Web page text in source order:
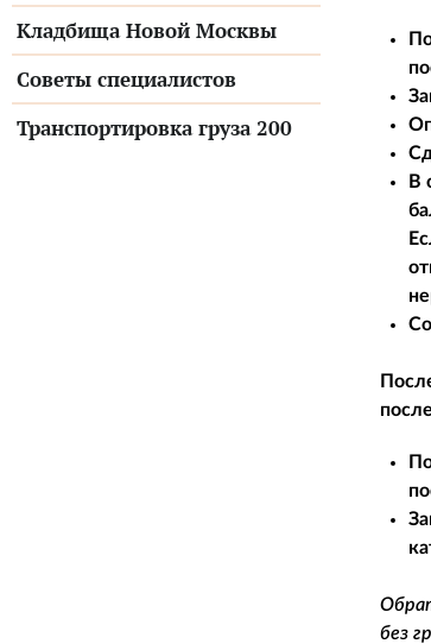
Кладбища Новой Москвы
Советы специалистов
Транспортировка груза 200
В
без